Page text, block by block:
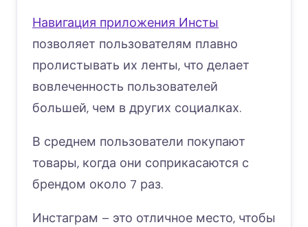
Навигация приложения Инсты
позволяет пользователям плавно
пролистывать их ленты, что делает
вовлеченность пользователей
большей, чем в других социалках.
В среднем пользователи покупают
товары, когда они соприкасаются с
брендом около 7 раз.
Инстаграм – это отличное место, чтобы